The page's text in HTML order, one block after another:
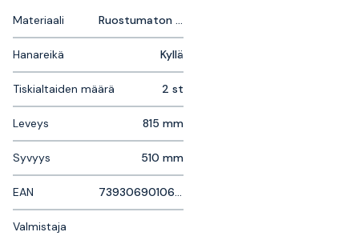
Materiaali Ruostumaton Teräs
Hanareikä Kyllä
Tiskialtaiden määrä 2 st
Leveys 815 mm
Syvyys 510 mm
EAN 7393069010626
Valmistaja